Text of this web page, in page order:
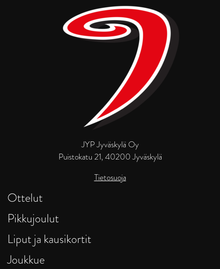
JYP Jyväskylä Oy
Puistokatu 21, 40200 Jyväskylä
Tietosuoja
Ottelut
Pikkujoulut
Liput ja kausikortit
Joukkue